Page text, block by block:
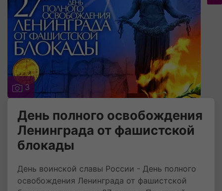
3
День полного освобождения
Ленинграда от фашистской
блокады
День воинской славы России - День полного
освобождения Ленинграда от фашистской